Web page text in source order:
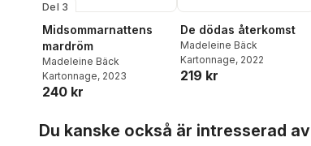
Del 3
Midsommarnattens
mardröm
Madeleine Bäck
Kartonnage, 2023
240 kr
De dödas återkomst
Madeleine Bäck
Kartonnage, 2022
219 kr
Du kanske också är intresserad av